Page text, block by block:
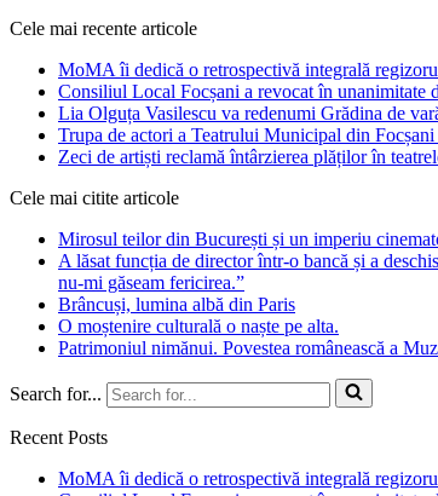
Cele mai recente articole
MoMA îi dedică o retrospectivă integrală
Consiliul Local Focșani a revocat în unanimitate
Lia Olguța Vasilescu va redenumi Grădina de
Trupa de actori a Teatrului Municipal din
Zeci de artiști reclamă întârzierea plăților în
Cele mai citite articole
Mirosul teilor din București și un imperiu
A lăsat funcția de director într-o bancă și a
nu-mi găseam fericirea.”
Brâncuși, lumina albă din Paris
O moștenire culturală o naște pe alta.
Patrimoniul nimănui. Povestea românească a
Search for...
Recent Posts
MoMA îi dedică o retrospectivă integrală